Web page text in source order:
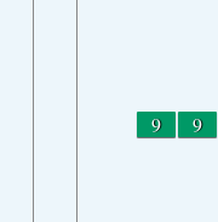
9 9